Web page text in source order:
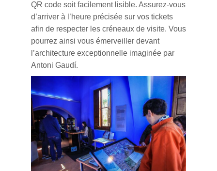
QR code soit facilement lisible. Assurez-vous
d’arriver à l’heure précisée sur vos tickets
afin de respecter les créneaux de visite. Vous
pourrez ainsi vous émerveiller devant
l’architecture exceptionnelle imaginée par
Antoni Gaudí.